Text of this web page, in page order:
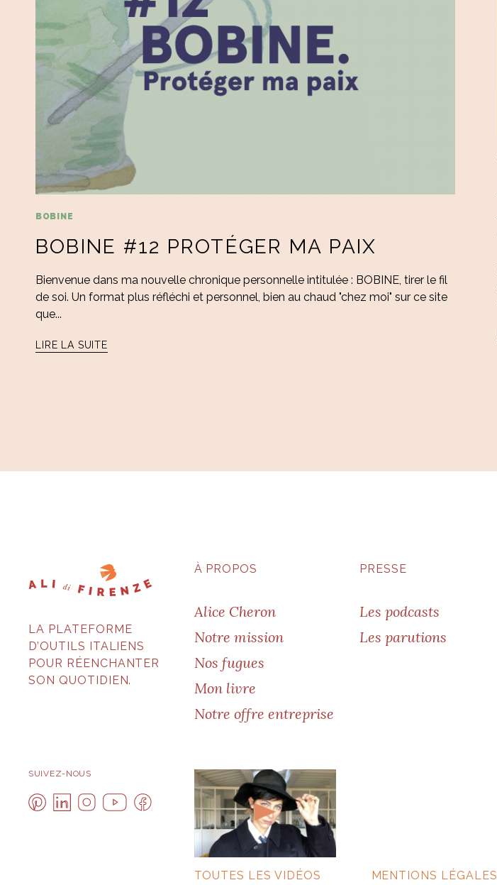
BOBINE
BOBINE #12 PROTÉGER MA PAIX
Bienvenue dans ma nouvelle chronique personnelle intitulée : BOBINE, tirer le fil
de soi. Un format plus réfléchi et personnel, bien au chaud "chez moi" sur ce site
que...
LIRE LA SUITE
LA PLATEFORME
D’OUTILS ITALIENS
POUR RÉENCHANTER
SON QUOTIDIEN.
À PROPOS
Alice Cheron
Notre mission
Nos fugues
Mon livre
Notre offre entreprise
PRESSE
Les podcasts
Les parutions
SUIVEZ-NOUS
TOUTES LES VIDÉOS MENTIONS LÉGALES